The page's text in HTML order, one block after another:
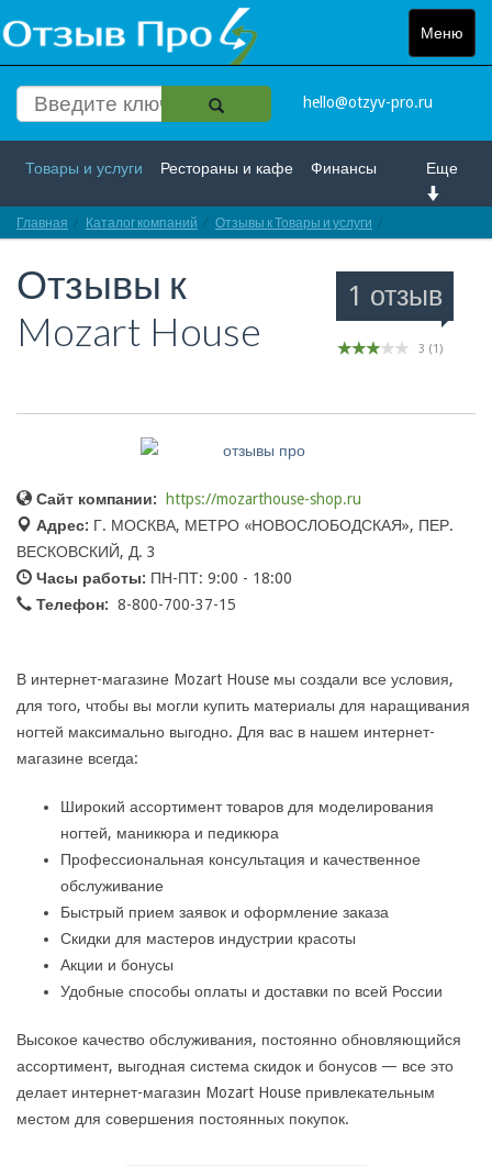
Меню
Toggle
hello@otzyv-pro.ru
Еще
Товары и услуги Рестораны и кафе Финансы
Красота и здоровье Спорт и развлечение
Интернет Путешествие и отдых
Недвижимость Работа Гос. учреждения
Главная Каталог компаний Отзывы к Товары и услуги
1 отзыв
3 (1)
Отзывы к
Mozart House
Сайт компании:
https://mozarthouse-shop.ru
Адрес: Г. МОСКВА, МЕТРО «НОВОСЛОБОДСКАЯ», ПЕР.
ВЕСКОВСКИЙ, Д. 3
Часы работы: ПН-ПТ: 9:00 - 18:00
Телефон: 8-800-700-37-15
В интернет-магазине Mozart House мы создали все условия,
для того, чтобы вы могли купить материалы для наращивания
ногтей максимально выгодно. Для вас в нашем интернет-
магазине всегда:
Широкий ассортимент товаров для моделирования
ногтей, маникюра и педикюра
Профессиональная консультация и качественное
обслуживание
Быстрый прием заявок и оформление заказа
Скидки для мастеров индустрии красоты
Акции и бонусы
Удобные способы оплаты и доставки по всей России
Высокое качество обслуживания, постоянно обновляющийся
ассортимент, выгодная система скидок и бонусов — все это
делает интернет-магазин Mozart House привлекательным
местом для совершения постоянных покупок.